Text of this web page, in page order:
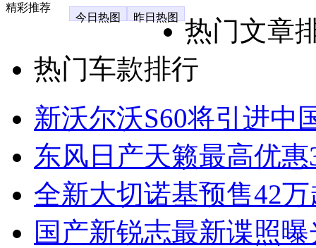
精彩推荐
今日热图
昨日热图
热门文章
热门车款排行
新沃尔沃S60将引进中
东风日产天籁最高优
全新大切诺基预售42
国产新锐志最新谍照